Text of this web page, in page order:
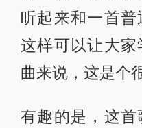
听起来和一首普
这样可以让大
曲来说，这是个
有趣的是，这首